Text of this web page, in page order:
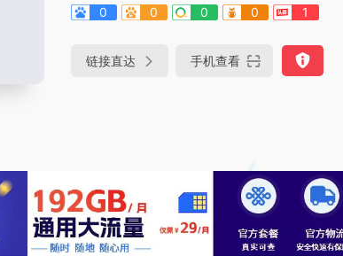
0
0 0 0 1
链接直达 手机查看